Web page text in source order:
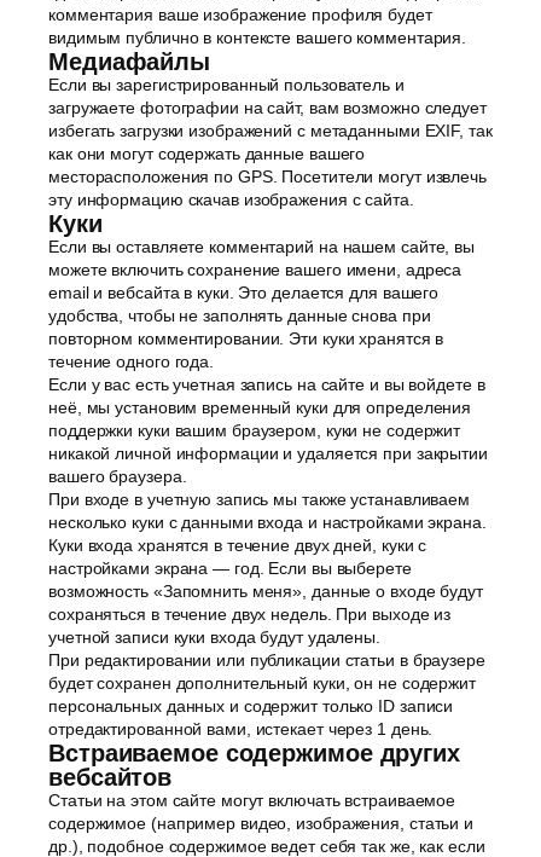
комментария ваше изображение профиля будет
видимым публично в контексте вашего комментария.
Медиафайлы
Если вы зарегистрированный пользователь и
загружаете фотографии на сайт, вам возможно следует
избегать загрузки изображений с метаданными EXIF, так
как они могут содержать данные вашего
месторасположения по GPS. Посетители могут извлечь
эту информацию скачав изображения с сайта.
Куки
Если вы оставляете комментарий на нашем сайте, вы
можете включить сохранение вашего имени, адреса
email и вебсайта в куки. Это делается для вашего
удобства, чтобы не заполнять данные снова при
повторном комментировании. Эти куки хранятся в
течение одного года.
Если у вас есть учетная запись на сайте и вы войдете в
неё, мы установим временный куки для определения
поддержки куки вашим браузером, куки не содержит
никакой личной информации и удаляется при закрытии
вашего браузера.
При входе в учетную запись мы также устанавливаем
несколько куки с данными входа и настройками экрана.
Куки входа хранятся в течение двух дней, куки с
настройками экрана — год. Если вы выберете
возможность «Запомнить меня», данные о входе будут
сохраняться в течение двух недель. При выходе из
учетной записи куки входа будут удалены.
При редактировании или публикации статьи в браузере
будет сохранен дополнительный куки, он не содержит
персональных данных и содержит только ID записи
отредактированной вами, истекает через 1 день.
Встраиваемое содержимое других
вебсайтов
Статьи на этом сайте могут включать встраиваемое
содержимое (например видео, изображения, статьи и
др.), подобное содержимое ведет себя так же, как если